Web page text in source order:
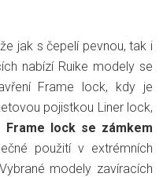
jak s čepelí pevnou, tak i
nabízí Ruike modely se
Frame lock, kdy je
pojistkou Liner lock,
Frame lock se zámkem
použití v extrémních
modely zavíracích